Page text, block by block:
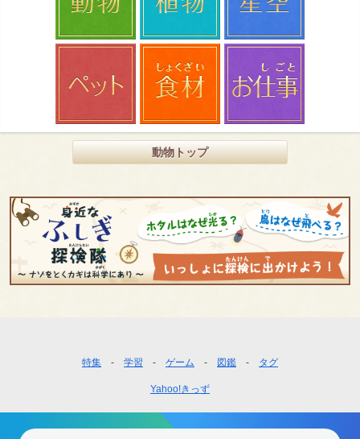
動物トップ
ー
ナ
特集 学習 ゲーム 図鑑 タグ
Yahoo!きっず